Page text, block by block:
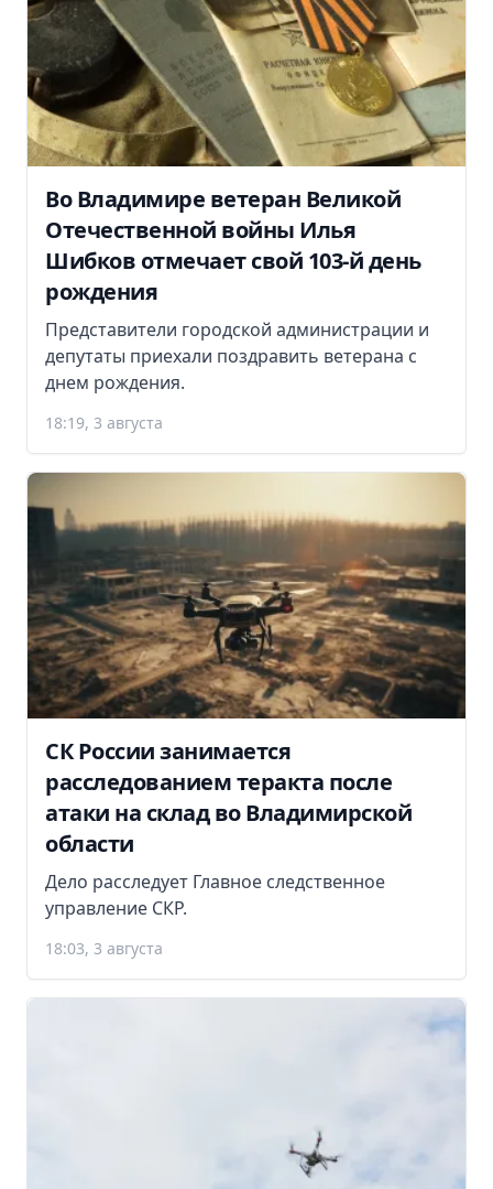
Во Владимире ветеран Великой
Отечественной войны Илья
Шибков отмечает свой 103-й день
рождения
Представители городской администрации и
депутаты приехали поздравить ветерана с
днем рождения.
18:19, 3 августа
СК России занимается
расследованием теракта после
атаки на склад во Владимирской
области
Дело расследует Главное следственное
управление СКР.
18:03, 3 августа